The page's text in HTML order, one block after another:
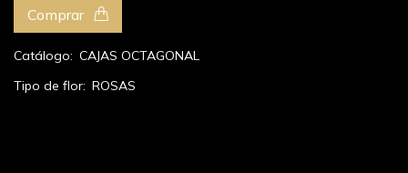
Comprar
Catálogo: CAJAS OCTAGONAL
Tipo de flor: ROSAS